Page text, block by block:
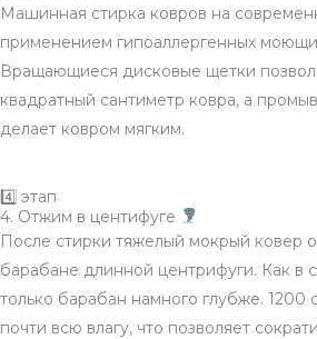
Машинная стирка ковров на
применением гипоаллергенных
Вращающиеся дисковые щетки
квадратный сантиметр ковра, а
делает ковром мягким.
4️⃣ этап
4. Отжим в центифуге
После стирки тяжелый мокрый ковер
барабане длинной центрифуги. Как в
только барабан намного глубже.
почти всю влагу, что позволяет